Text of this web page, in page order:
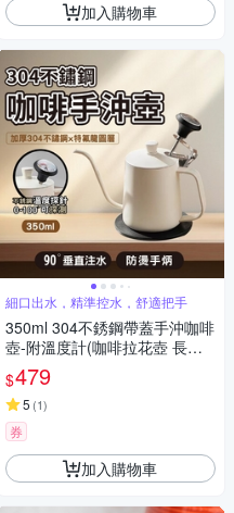
加入購物車
細口出水，精準控水，舒適把手
350ml 304不銹鋼帶蓋手沖咖啡
壺-附溫度計(咖啡拉花壺 長嘴
水壺 鵝嘴壺 細口壺 手沖咖啡
掛耳咖啡 禮物)
$479
5 (1)
券
加入購物車